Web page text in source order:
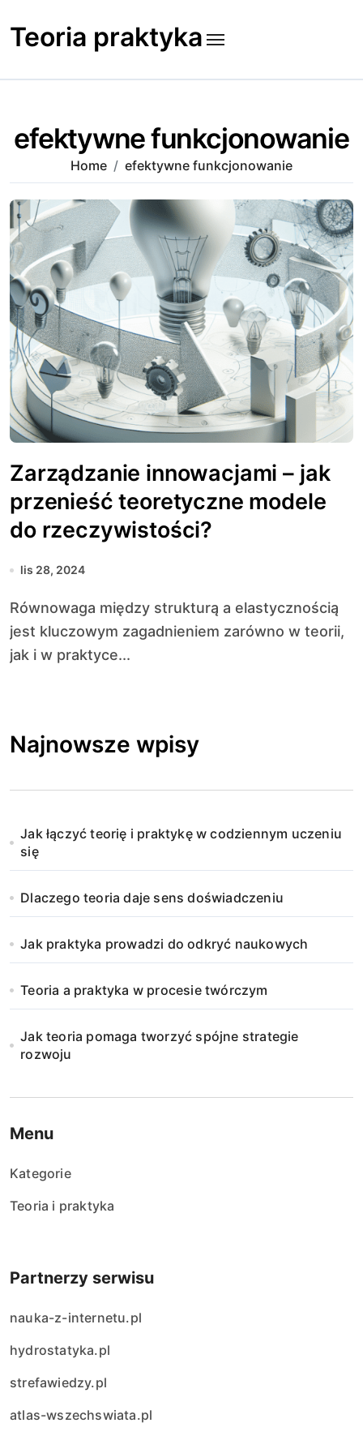
to
content
Teoria praktyka
efektywne funkcjonowanie
Home efektywne funkcjonowanie
Zarządzanie innowacjami – jak
przenieść teoretyczne modele
do rzeczywistości?
lis 28, 2024
Równowaga między strukturą a elastycznością
jest kluczowym zagadnieniem zarówno w teorii,
jak i w praktyce...
Najnowsze wpisy
Jak łączyć teorię i praktykę w codziennym uczeniu
się
Dlaczego teoria daje sens doświadczeniu
Jak praktyka prowadzi do odkryć naukowych
Teoria a praktyka w procesie twórczym
Jak teoria pomaga tworzyć spójne strategie
rozwoju
Menu
Kategorie
Teoria i praktyka
Partnerzy serwisu
nauka-z-internetu.pl
hydrostatyka.pl
strefawiedzy.pl
atlas-wszechswiata.pl